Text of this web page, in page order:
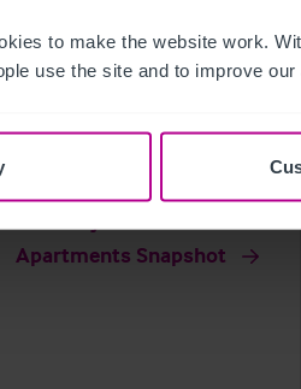
to make the website work.
use the site and to improve
8/5/2026
Apartments Snapshot